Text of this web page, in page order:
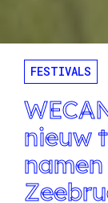
FESTIVALS
nieuw